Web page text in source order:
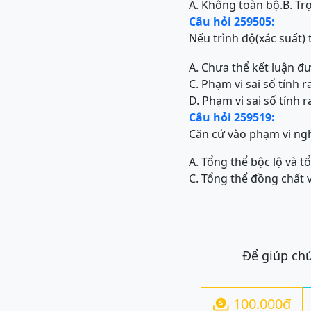
A. Không toàn bộ.B.
Câu hỏi 259505:
Nếu trình độ(xác
A. Chưa thể kết luận
C. Phạm vi sai số tính
D. Phạm vi sai số tính
Câu hỏi 259519:
Căn cứ vào phạm vi
A. Tổng thể bộc lộ và
C. Tổng thể đồng
Để giúp
 100.000đ